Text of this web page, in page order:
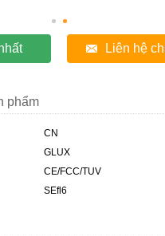
Liên hệ
phẩm
CN
GLUX
CE/FCC/TUV
SEfl6